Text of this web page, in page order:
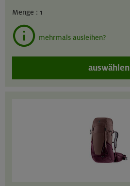
Menge : 1
mehrmals ausleihen?
auswählen